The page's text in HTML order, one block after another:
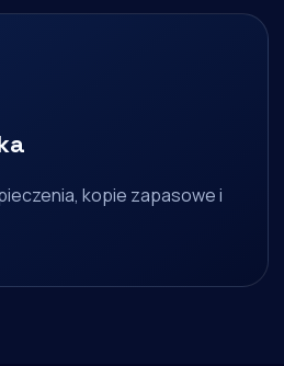
kopie zapasowe i